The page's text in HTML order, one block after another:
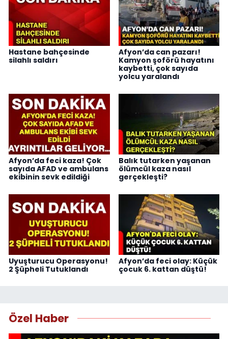
Hastane bahçesinde
silahlı saldırı
Afyon’da can pazarı!
Kamyon şoförü hayatını
kaybetti, çok sayıda
yolcu yaralandı
Afyon’da feci kaza! Çok
sayıda AFAD ve ambulans
ekibinin sevk edildiği
Balık tutarken yaşanan
ölümcül kaza nasıl
gerçekleşti?
Uyuşturucu Operasyonu!
2 Şüpheli Tutuklandı
Afyon’da feci olay: Küçük
çocuk 6. kattan düştü!
Özel Haber